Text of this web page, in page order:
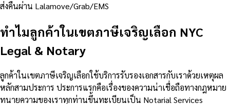
ส่งคืนผ่าน Lalamove/Grab/EMS
ทำไมลูกค้าในเขตภาษีเจริญเลือก NYC
Legal & Notary
ลูกค้าในเขตภาษีเจริญเลือกใช้บริการรับรองเอกสารกับเราด้วยเหตุผล
หลักสามประการ ประการแรกคือเรื่องของความน่าเชื่อถือทางกฎหมาย
ทนายความของเราทุกท่านขึ้นทะเบียนเป็น Notarial Services